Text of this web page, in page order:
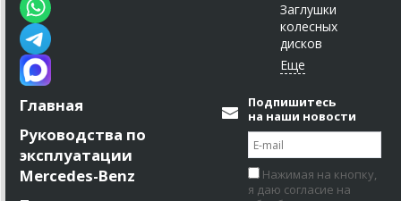
Заглушки
колесных
дисков
Главная
Руководства по
эксплуатации
Mercedes-Benz
Подпишитесь
на наши новости
Нажимая на кнопку,
я даю согласие на